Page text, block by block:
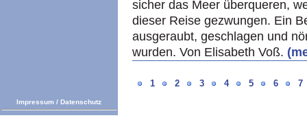
sicher das Meer überqueren,
dieser Reise gezwungen. Ein
ausgeraubt, geschlagen und
wurden. Von Elisabeth Voß.
1 2 3 4 5 6 7
Impressum / Datenschutz